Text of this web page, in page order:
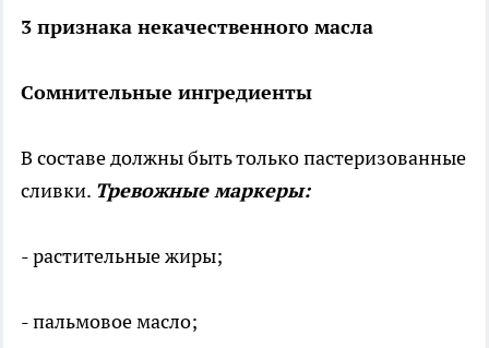
3 признака некачественного масла
Сомнительные ингредиенты
В составе должны быть только пастеризованные
сливки. Тревожные маркеры:
- растительные жиры;
- пальмовое масло;